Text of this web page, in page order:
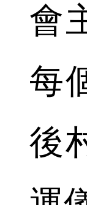
會
每
後